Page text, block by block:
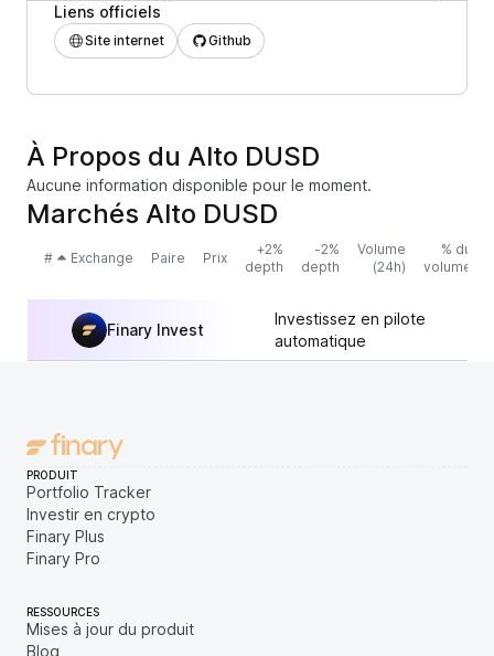
Liens officiels
Site internet Github
À Propos du Alto DUSD
Aucune information disponible pour le moment.
Marchés Alto DUSD
# Exchange Paire Prix
+2%
depth
-2%
depth
Volume
(24h)
% du
volume
Finary Invest
Investissez en pilote
automatique
PRODUIT
Portfolio Tracker
Investir en crypto
Finary Plus
Finary Pro
RESSOURCES
Mises à jour du produit
Blog